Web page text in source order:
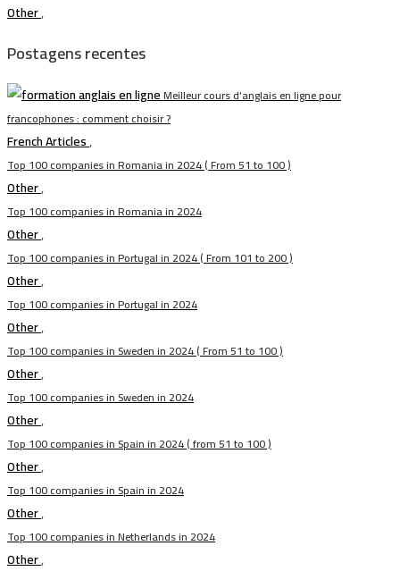
Other,
Postagens recentes
Meilleur cours d’anglais en ligne pour
francophones : comment choisir ?
French Articles,
Top 100 companies in Romania in 2024 ( From 51 to 100 )
Other,
Top 100 companies in Romania in 2024
Other,
Top 100 companies in Portugal in 2024 ( From 101 to 200 )
Other,
Top 100 companies in Portugal in 2024
Other,
Top 100 companies in Sweden in 2024 ( From 51 to 100 )
Other,
Top 100 companies in Sweden in 2024
Other,
Top 100 companies in Spain in 2024 ( from 51 to 100 )
Other,
Top 100 companies in Spain in 2024
Other,
Top 100 companies in Netherlands in 2024
Other,